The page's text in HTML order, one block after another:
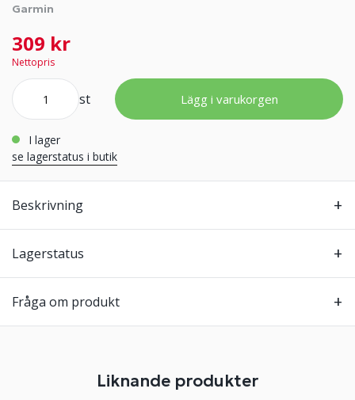
Garmin
309 kr
Nettopris
st Lägg i varukorgen
i lager
se lagerstatus i butik
Beskrivning
Lagerstatus
Fråga om produkt
Liknande produkter